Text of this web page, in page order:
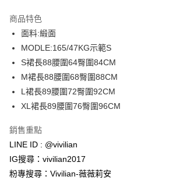
合作金庫商業銀行
華南商業銀行
上海商業儲蓄銀行
國泰世華商業銀行
臺灣中小企業銀行
匯豐（台灣）商業銀行
聯邦商業銀行
元大商業銀行
台新國際商業銀行
台灣樂天信用卡公司
超商取貨付款
LINE Pay
Apple Pay
街口支付
Google Pay
大哥付你分期
相關說明
商品特色
面料:緞面
MODLE:165/47KG示範S
S裙長88腰圍64臀圍84CM
M裙長88腰圍68臀圍88CM
L裙長89腰圍72臀圍92CM
XL裙長89腰圍76臀圍96CM
銷售重點
LINE ID : @vivilian
IG搜尋：vivilian2017
粉專搜尋：Vivilian-薇薇莉安